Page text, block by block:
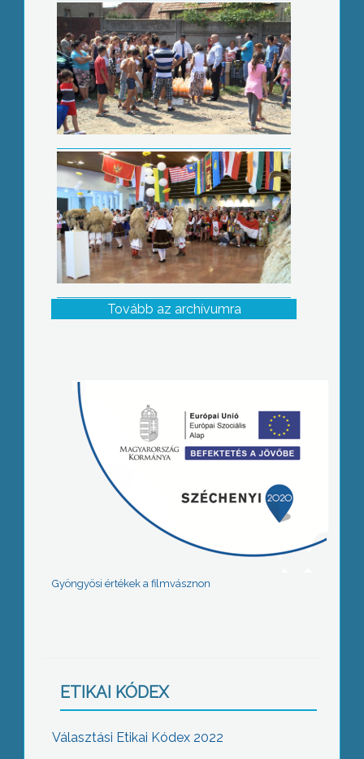
Busó kiállítás
Tovább az archívumra
Gyöngyösi értékek a filmvásznon
ETIKAI KÓDEX
Választási Etikai Kódex 2022